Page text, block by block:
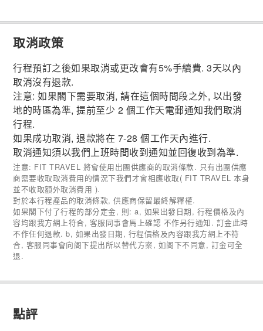
取消政策
行程預訂之後如果取消或更改會有5%手續費. 3天以內
取消沒有退款.
注意: 如果閣下需要取消, 請在這個時間段之外, 以出發
地的時區為準, 提前至少 2 個工作天電郵通知我們取消
行程.
如果成功取消, 退款將在 7-28 個工作天內進行.
取消通知須以我們上班時間收到通知並回復收到為準.
注意: FIT TRAVEL 將會使用出團供應商的取消條款. 只有出團供應
商需要收取取消費用的情況下我們才會相應收取( FIT TRAVEL 本身
並不收取額外取消費用 ).
對於本行程產品的取消條款, 供應商保留最終解釋權.
如果閣下付了行程的部分定金, 則: a, 如果出發日期, 行程價格及內
容均跟我方網上符合, 客服同事會馬上確認 不作另行通知. 訂金此時
不作任何退款. b, 如果出發日期, 行程價格及內容跟我方網上不符
合, 客服同事會向阁下提出所以替代方案, 如阁下不同意, 訂金可全
退.
點評